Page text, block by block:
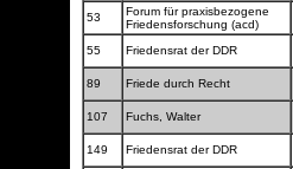
53
Forum für praxisbezogene
Friedensforschung (acd)
55 Friedensrat der DDR
89 Friede durch Recht
107 Fuchs, Walter
149 Friedensrat der DDR